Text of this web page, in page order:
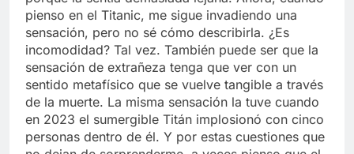
pienso en el Titanic, me sigue invadiendo una
sensación, pero no sé cómo describirla. ¿Es
incomodidad? Tal vez. También puede ser que la
sensación de extrañeza tenga que ver con un
sentido metafísico que se vuelve tangible a través
de la muerte. La misma sensación la tuve cuando
en 2023 el sumergible Titán implosionó con cinco
personas dentro de él. Y por estas cuestiones que